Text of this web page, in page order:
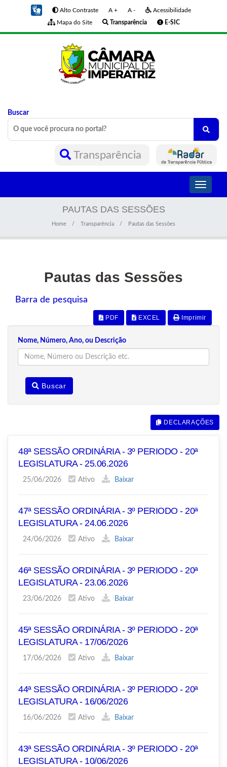
Alto Contraste A + A -
Acessibilidade
Mapa do Site
Transparência E-SIC
Buscar
Transparência
Toggle
PAUTAS DAS SESSÕES
Home Transparência Pautas das Sessões
Pautas das Sessões
Barra de pesquisa
PDF EXCEL Imprimir
Nome, Número, Ano, ou Descrição
Buscar
DECLARAÇÕES
48ª SESSÃO ORDINÁRIA - 3º PERIODO - 20ª
LEGISLATURA - 25.06.2026
25/06/2026 Ativo Baixar
47ª SESSÃO ORDINÁRIA - 3º PERIODO - 20ª
LEGISLATURA - 24.06.2026
24/06/2026 Ativo Baixar
46ª SESSÃO ORDINÁRIA - 3º PERIODO - 20ª
LEGISLATURA - 23.06.2026
23/06/2026 Ativo Baixar
45ª SESSÃO ORDINÁRIA - 3º PERIODO - 20ª
LEGISLATURA - 17/06/2026
17/06/2026 Ativo Baixar
44ª SESSÃO ORDINÁRIA - 3º PERIODO - 20ª
LEGISLATURA - 16/06/2026
16/06/2026 Ativo Baixar
43ª SESSÃO ORDINÁRIA - 3º PERIODO - 20ª
LEGISLATURA - 10/06/2026